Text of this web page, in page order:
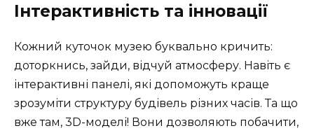
Інтерактивність та інновації
Кожний куточок музею буквально кричить:
доторкнись, зайди, відчуй атмосферу. Навіть є
інтерактивні панелі, які допоможуть краще
зрозуміти структуру будівель різних часів. Та що
вже там, 3D-моделі! Вони дозволяють побачити,